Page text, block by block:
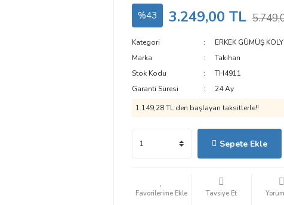
%43 3.249,00 TL
Kategori
ERKEK GÜMÜŞ
Marka
Takıhan
Stok Kodu
TH4911
Garanti Süresi
24 Ay
1.149,28 TL den başlayan taksitlerle!!
Sepete Ekle
Tavsiye Et